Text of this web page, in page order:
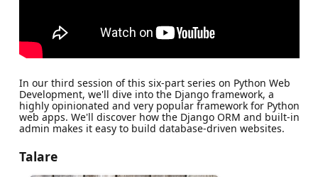
In our third session of this six-part series on Python Web
Development, we'll dive into the Django framework, a
highly opinionated and very popular framework for Python
web apps. We'll discover how the Django ORM and built-in
admin makes it easy to build database-driven websites.
Talare